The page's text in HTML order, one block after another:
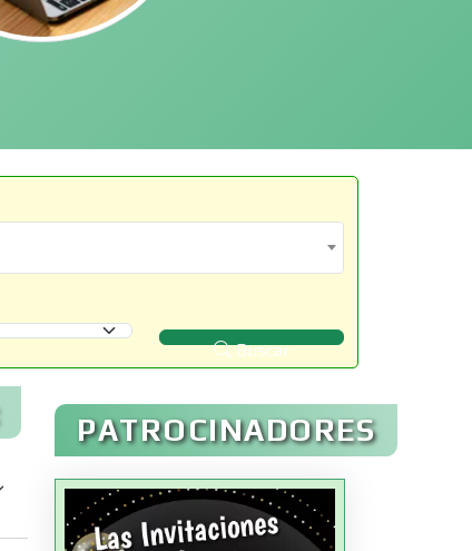
Buscar
PATROCINADORES